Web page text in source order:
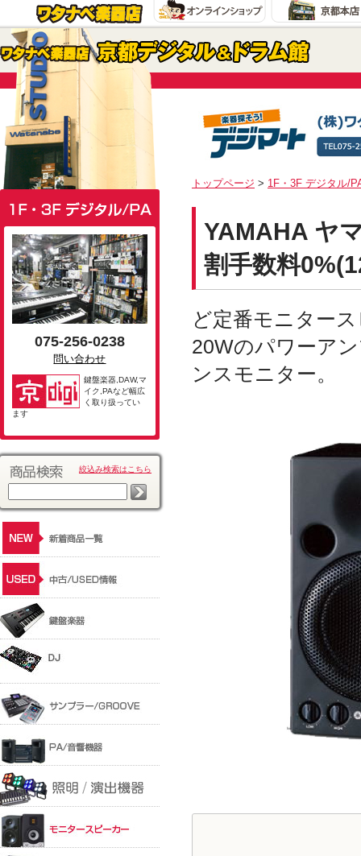
075-256-0238
問い合わせ
鍵盤楽器,DAW,マ
イク,PAなど幅広
く取り扱ってい
ます
絞込み検索はこちら
トップページ > 1F・3F デジタル/
YAMAHA ヤ
割手数料
ど定番モニター
20Wのパワーア
ンスモニター。